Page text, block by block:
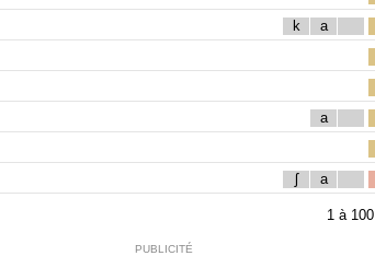
k a
a
ʃ a
1 à 100
PUBLICITÉ